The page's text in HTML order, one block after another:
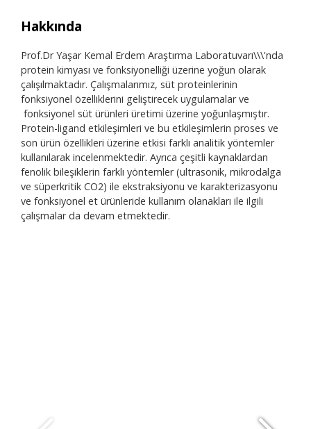
Hakkında
Prof.Dr Yaşar Kemal Erdem Araştırma Laboratuvarı\\\'nda
protein kimyası ve fonksiyonelliği üzerine yoğun olarak
çalışılmaktadır. Çalışmalarımız, süt proteinlerinin
fonksiyonel özelliklerini geliştirecek uygulamalar ve
fonksiyonel süt ürünleri üretimi üzerine yoğunlaşmıştır.
Protein-ligand etkileşimleri ve bu etkileşimlerin proses ve
son ürün özellikleri üzerine etkisi farklı analitik yöntemler
kullanılarak incelenmektedir. Ayrıca çeşitli kaynaklardan
fenolik bileşiklerin farklı yöntemler (ultrasonik, mikrodalga
ve süperkritik CO2) ile ekstraksiyonu ve karakterizasyonu
ve fonksiyonel et ürünleride kullanım olanakları ile ilgili
çalışmalar da devam etmektedir.